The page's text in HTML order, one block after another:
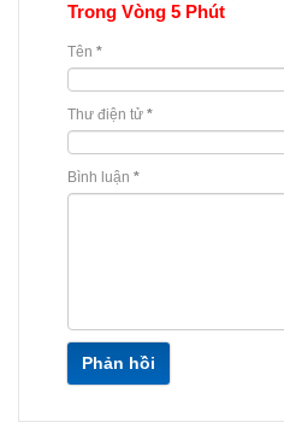
Trong Vòng 5 Phút
Tên *
Thư điện tử *
Bình luận *
Phản hồi